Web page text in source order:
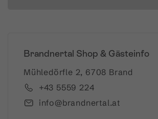
Brandnertal Shop & Gästeinfo
Mühledörfle 2, 6708 Brand
+43 5559 224
info@brandnertal.at